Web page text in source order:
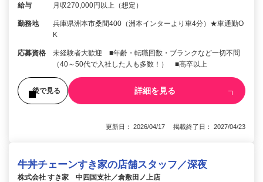
給与 月収270,000円以上（想定）
勤務地
兵庫県洲本市桑間400（洲本インターより車4分）★車通勤O
K
応募資格
未経験者大歓迎 ■年齢・転職回数・ブランクなど一切不問
（40～50代で入社した人も多数！） ■高卒以上
後で見る 詳細を見る
更新日： 2026/04/17 掲載終了日： 2027/04/23
牛丼チェーンすき家の店舗スタッフ／深夜
株式会社 すき家 中四国支社／倉敷田ノ上店